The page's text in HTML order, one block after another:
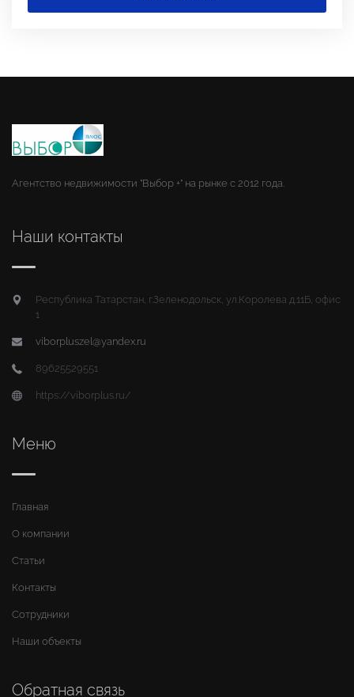
Агентство недвижимости "Выбор +" на рынке с 2012 года.
Наши контакты
Республика Татарстан, г.Зеленодольск, ул.Королева д.11Б, офис
1
viborpluszel@yandex.ru
89625529551
https://viborplus.ru/
Меню
Главная
О компании
Статьи
Контакты
Сотрудники
Наши объекты
Обратная связь